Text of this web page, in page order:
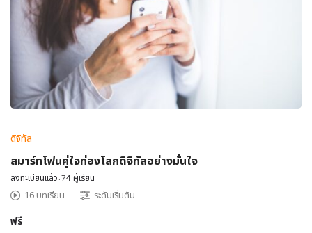
ดิจิทัล
สมาร์ทโฟนคู่ใจท่องโลกดิจิทัลอย่างมั่นใจ
ลงทะเบียนแล้ว:74 ผู้เรียน
16 บทเรียน ระดับเริ่มต้น
ฟรี